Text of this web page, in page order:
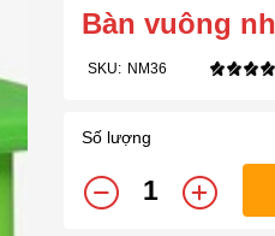
Bàn vuông
SKU: NM36
Số lượng